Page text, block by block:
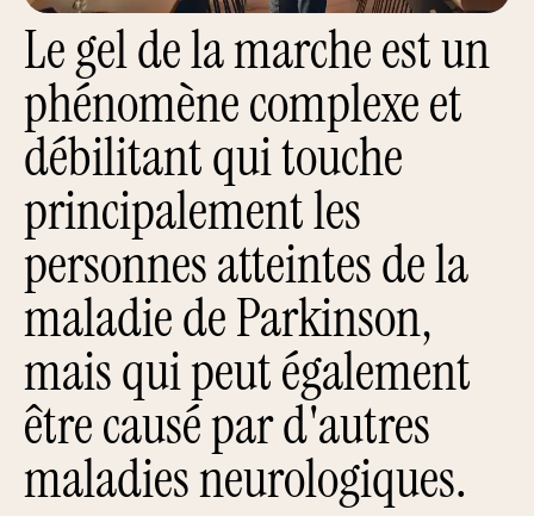
Le gel de la marche est un
phénomène complexe et
débilitant qui touche
principalement les
personnes atteintes de la
maladie de Parkinson,
mais qui peut également
être causé par d'autres
maladies neurologiques.